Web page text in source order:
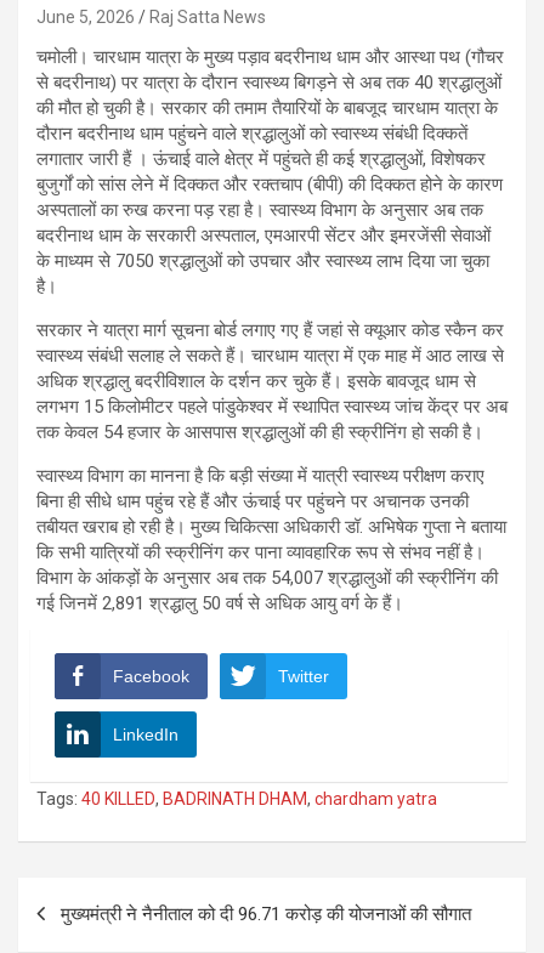
June 5, 2026 Raj Satta News
चमोली। चारधाम यात्रा के मुख्य पड़ाव बदरीनाथ धाम और आस्था पथ (गौचर
से बदरीनाथ) पर यात्रा के दौरान स्वास्थ्य बिगड़ने से अब तक 40 श्रद्धालुओं
की मौत हो चुकी है। सरकार की तमाम तैयारियों के बाबजूद चारधाम यात्रा के
दौरान बदरीनाथ धाम पहुंचने वाले श्रद्धालुओं को स्वास्थ्य संबंधी दिक्कतें
लगातार जारी हैं । ऊंचाई वाले क्षेत्र में पहुंचते ही कई श्रद्धालुओं, विशेषकर
बुजुर्गों को सांस लेने में दिक्कत और रक्तचाप (बीपी) की दिक्कत होने के कारण
अस्पतालों का रुख करना पड़ रहा है। स्वास्थ्य विभाग के अनुसार अब तक
बदरीनाथ धाम के सरकारी अस्पताल, एमआरपी सेंटर और इमरजेंसी सेवाओं
के माध्यम से 7050 श्रद्धालुओं को उपचार और स्वास्थ्य लाभ दिया जा चुका
है।
सरकार ने यात्रा मार्ग सूचना बोर्ड लगाए गए हैं जहां से क्यूआर कोड स्कैन कर
स्वास्थ्य संबंधी सलाह ले सकते हैं। चारधाम यात्रा में एक माह में आठ लाख से
अधिक श्रद्धालु बदरीविशाल के दर्शन कर चुके हैं। इसके बावजूद धाम से
लगभग 15 किलोमीटर पहले पांडुकेश्वर में स्थापित स्वास्थ्य जांच केंद्र पर अब
तक केवल 54 हजार के आसपास श्रद्धालुओं की ही स्क्रीनिंग हो सकी है।
स्वास्थ्य विभाग का मानना है कि बड़ी संख्या में यात्री स्वास्थ्य परीक्षण कराए
बिना ही सीधे धाम पहुंच रहे हैं और ऊंचाई पर पहुंचने पर अचानक उनकी
तबीयत खराब हो रही है। मुख्य चिकित्सा अधिकारी डॉ. अभिषेक गुप्ता ने बताया
कि सभी यात्रियों की स्क्रीनिंग कर पाना व्यावहारिक रूप से संभव नहीं है।
विभाग के आंकड़ों के अनुसार अब तक 54,007 श्रद्धालुओं की स्क्रीनिंग की
गई जिनमें 2,891 श्रद्धालु 50 वर्ष से अधिक आयु वर्ग के हैं।
Facebook Twitter
LinkedIn
Tags: 40 KILLED, BADRINATH DHAM, chardham yatra
navigation
मुख्यमंत्री ने नैनीताल को दी 96.71 करोड़ की योजनाओं की सौगात